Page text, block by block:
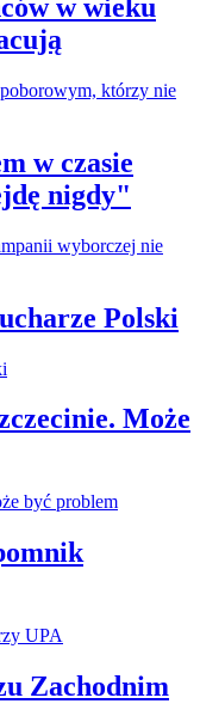
w wieku
w czasie
nigdy"
Polski
Może
Zachodnim